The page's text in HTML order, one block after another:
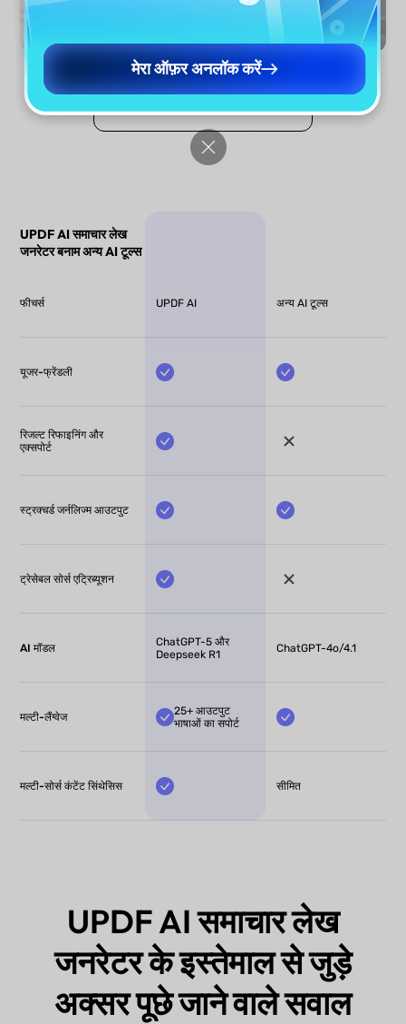
अभी जनरेट करें
UPDF AI समाचार लेख
जनरेटर बनाम अन्य AI टूल्स
फीचर्स UPDF AI अन्य AI टूल्स
यूजर-फ्रेंडली
रिजल्ट रिफाइनिंग और
एक्सपोर्ट
स्ट्रक्चर्ड जर्नलिज्म आउटपुट
ट्रेसेबल सोर्स एट्रिब्यूशन
AI मॉडल
ChatGPT-5 और
Deepseek R1
ChatGPT-4o/4.1
मल्टी-लैंग्वेज
25+ आउटपुट
भाषाओं का सपोर्ट
मल्टी-सोर्स कंटेंट सिंथेसिस सीमित
UPDF AI समाचार लेख
जनरेटर के इस्तेमाल से जुड़े
अक्सर पूछे जाने वाले सवाल
मेरा ऑफ़र अनलॉक करें